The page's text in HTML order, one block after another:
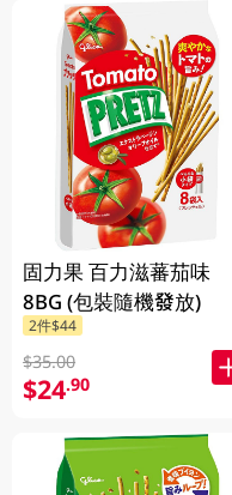
固力果 百力滋蕃茄味
8BG (包裝隨機發放)
2件$44
$35.00
$24.90